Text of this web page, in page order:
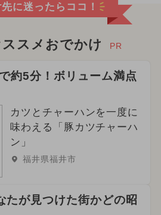
ント
日・市民の日
ント 雪遊び
ント
ント
ト
ント ポケモン
に迷ったらココ！
スメおでかけ PR
約5分！ボリューム満点
カツとチャーハンを一度に
味わえる「豚カツチャーハ
ン」
福井県福井市
たが見つけた街かどの昭